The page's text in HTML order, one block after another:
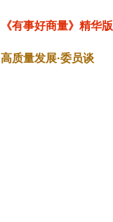
《有事好商量》精华版
高质量发展·委员谈